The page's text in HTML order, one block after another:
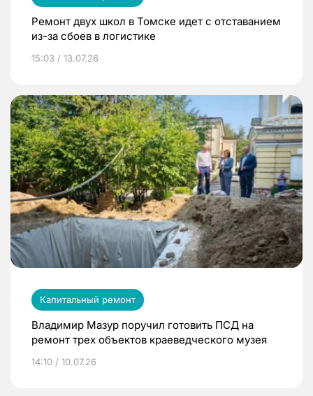
Ремонт двух школ в Томске идет с отставанием
из-за сбоев в логистике
15:03 / 13.07.26
Капитальный ремонт
Владимир Мазур поручил готовить ПСД на
ремонт трех объектов краеведческого музея
14:10 / 10.07.26